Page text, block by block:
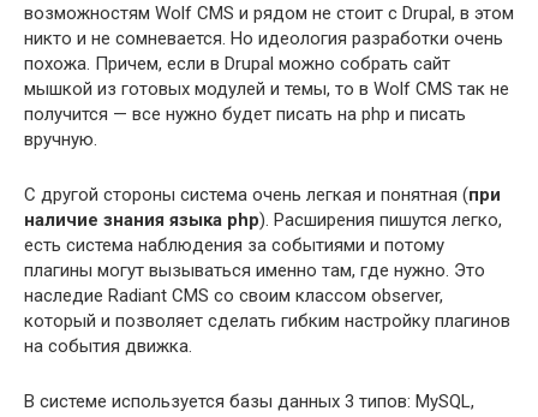
возможностям Wolf CMS и рядом не стоит с Drupal, в этом
никто и не сомневается. Но идеология разработки очень
похожа. Причем, если в Drupal можно собрать сайт
мышкой из готовых модулей и темы, то в Wolf CMS так не
получится — все нужно будет писать на php и писать
вручную.
С другой стороны система очень легкая и понятная (при
наличие знания языка php). Расширения пишутся легко,
есть система наблюдения за событиями и потому
плагины могут вызываться именно там, где нужно. Это
наследие Radiant CMS со своим классом observer,
который и позволяет сделать гибким настройку плагинов
на события движка.
В системе используется базы данных 3 типов: MySQL,